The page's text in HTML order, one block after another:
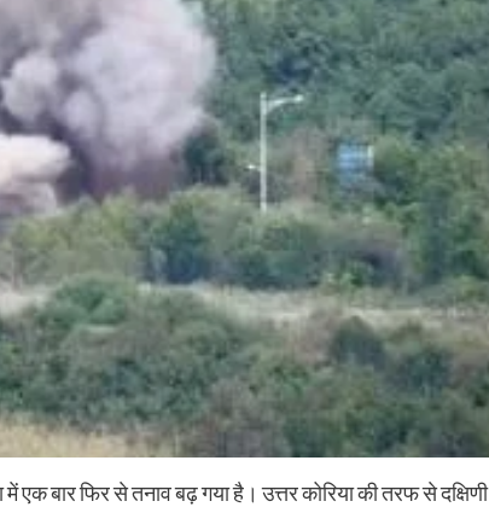
बार फिर से तनाव बढ़ गया है। उत्तर कोरिया की तरफ से दक्षिणी